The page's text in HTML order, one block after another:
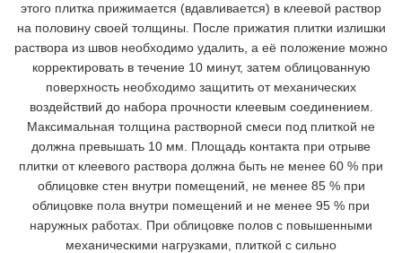
этого плитка прижимается (вдавливается) в клеевой раствор
на половину своей толщины. После прижатия плитки излишки
раствора из швов необходимо удалить, а её положение можно
корректировать в течение 10 минут, затем облицованную
поверхность необходимо защитить от механических
воздействий до набора прочности клеевым соединением.
Максимальная толщина растворной смеси под плиткой не
должна превышать 10 мм. Площадь контакта при отрыве
плитки от клеевого раствора должна быть не менее 60 % при
облицовке стен внутри помещений, не менее 85 % при
облицовке пола внутри помещений и не менее 95 % при
наружных работах. При облицовке полов с повышенными
механическими нагрузками, плиткой с сильно